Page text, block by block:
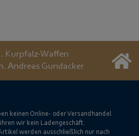
Kurpfalz-Waffen
Andreas Gundacker
keinen Online- oder Versandhandel.
wir kein Ladengeschäft.
werden ausschließlich nur nach